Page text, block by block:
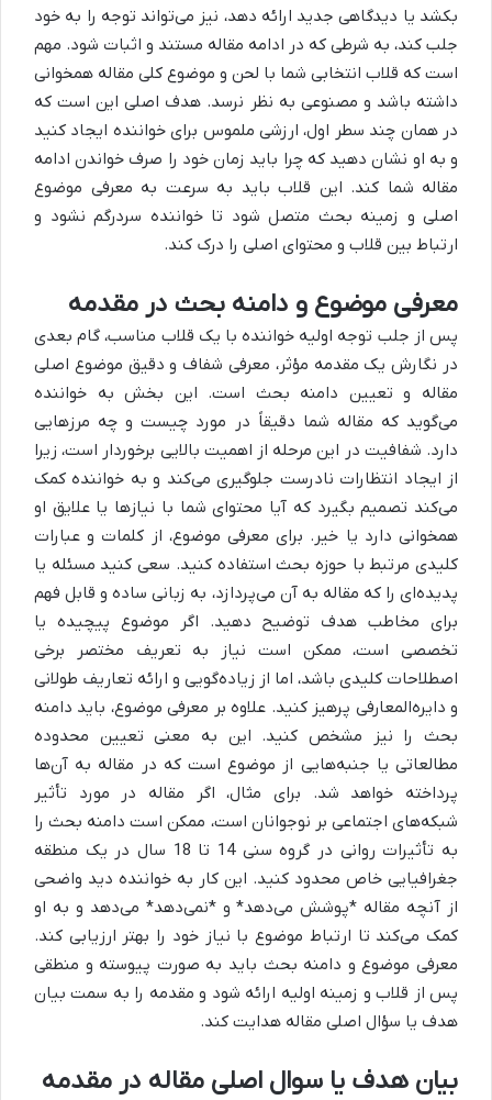
بکشد یا دیدگاهی جدید ارائه دهد، نیز می‌تواند توجه را به خود
جلب کند، به شرطی که در ادامه مقاله مستند و اثبات شود. مهم
است که قلاب انتخابی شما با لحن و موضوع کلی مقاله همخوانی
داشته باشد و مصنوعی به نظر نرسد. هدف اصلی این است که
در همان چند سطر اول، ارزشی ملموس برای خواننده ایجاد کنید
و به او نشان دهید که چرا باید زمان خود را صرف خواندن ادامه
مقاله شما کند. این قلاب باید به سرعت به معرفی موضوع
اصلی و زمینه بحث متصل شود تا خواننده سردرگم نشود و
ارتباط بین قلاب و محتوای اصلی را درک کند.
معرفی موضوع و دامنه بحث در مقدمه
پس از جلب توجه اولیه خواننده با یک قلاب مناسب، گام بعدی
در نگارش یک مقدمه مؤثر، معرفی شفاف و دقیق موضوع اصلی
مقاله و تعیین دامنه بحث است. این بخش به خواننده
می‌گوید که مقاله شما دقیقاً در مورد چیست و چه مرزهایی
دارد. شفافیت در این مرحله از اهمیت بالایی برخوردار است، زیرا
از ایجاد انتظارات نادرست جلوگیری می‌کند و به خواننده کمک
می‌کند تصمیم بگیرد که آیا محتوای شما با نیازها یا علایق او
همخوانی دارد یا خیر. برای معرفی موضوع، از کلمات و عبارات
کلیدی مرتبط با حوزه بحث استفاده کنید. سعی کنید مسئله یا
پدیده‌ای را که مقاله به آن می‌پردازد، به زبانی ساده و قابل فهم
برای مخاطب هدف توضیح دهید. اگر موضوع پیچیده یا
تخصصی است، ممکن است نیاز به تعریف مختصر برخی
اصطلاحات کلیدی باشد، اما از زیاده‌گویی و ارائه تعاریف طولانی
و دایره‌المعارفی پرهیز کنید. علاوه بر معرفی موضوع، باید دامنه
بحث را نیز مشخص کنید. این به معنی تعیین محدوده
مطالعاتی یا جنبه‌هایی از موضوع است که در مقاله به آن‌ها
پرداخته خواهد شد. برای مثال، اگر مقاله در مورد تأثیر
شبکه‌های اجتماعی بر نوجوانان است، ممکن است دامنه بحث را
به تأثیرات روانی در گروه سنی 14 تا 18 سال در یک منطقه
جغرافیایی خاص محدود کنید. این کار به خواننده دید واضحی
از آنچه مقاله *پوشش می‌دهد* و *نمی‌دهد* می‌دهد و به او
کمک می‌کند تا ارتباط موضوع با نیاز خود را بهتر ارزیابی کند.
معرفی موضوع و دامنه بحث باید به صورت پیوسته و منطقی
پس از قلاب و زمینه اولیه ارائه شود و مقدمه را به سمت بیان
هدف یا سؤال اصلی مقاله هدایت کند.
بیان هدف یا سوال اصلی مقاله در مقدمه